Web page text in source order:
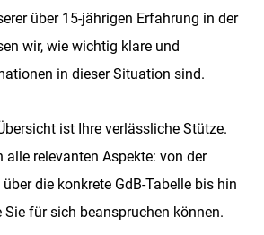
über 15-jährigen Erfahrung in der
wir, wie wichtig klare und
in dieser Situation sind.
ist Ihre verlässliche Stütze.
alle relevanten Aspekte: von der
die konkrete GdB-Tabelle bis hin
Sie für sich beanspruchen können.